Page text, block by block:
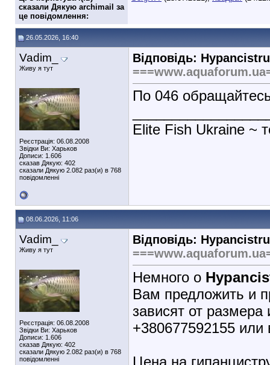
сказали Дякую archimail за
це повідомлення:
26.05.2026, 16:40
Vadim_
Живу я тут
Реєстрація: 06.08.2008
Звідки Ви: Харьков
Дописи: 1.606
сказав Дякую: 402
сказали Дякую 2.082 раз(и) в 768
повідомленні
Відповідь:
По 046
Elite Fish Ukraine ~
08.06.2026, 11:06
Vadim_
Живу я тут
Реєстрація: 06.08.2008
Звідки Ви: Харьков
Дописи: 1.606
сказав Дякую: 402
сказали Дякую 2.082 раз(и) в 768
повідомленні
Відповідь:
Немного о
Вам предложить и
зависят от
+380677592155